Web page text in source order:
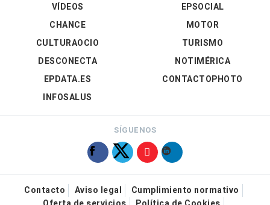
VÍDEOS
EPSOCIAL
CHANCE
CULTURAOCIO
DESCONECTA
EPDATA.ES
INFOSALUS
MOTOR
TURISMO
NOTIMÉRICA
CONTACTOPHOTO
SÍGUENOS
Contacto Aviso legal
Cumplimiento normativo